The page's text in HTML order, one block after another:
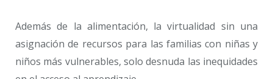
Además de la alimentación, la virtualidad sin una
asignación de recursos para las familias con niñas y
niños más vulnerables, solo desnuda las inequidades